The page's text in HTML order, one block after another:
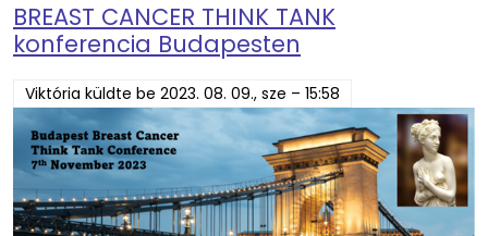
BREAST CANCER THINK TANK
konferencia Budapesten
Viktória küldte be 2023. 08. 09., sze – 15:58